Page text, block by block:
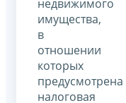
недвижимого
имущества,
в
отношении
которых
предусмотрена
налоговая